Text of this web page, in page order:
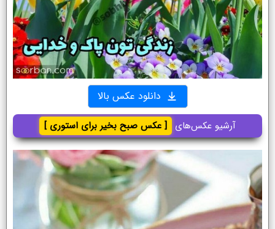
دانلود عکس بالا
آرشیو عکس‌های [ عکس صبح بخیر برای استوری ]